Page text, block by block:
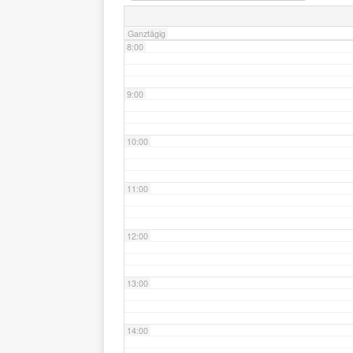
Ganztägig
8:00
9:00
10:00
11:00
12:00
13:00
14:00